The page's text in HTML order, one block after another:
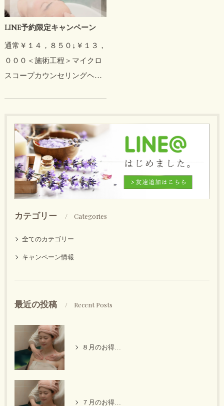
LINE予約限定キャンペーン
通常￥１４，８５０↓￥１３，
０００＜施術工程＞マイクロ
スコープカウンセリングヘッ
デコルテマッサージ生薬配合
頭皮…
カテゴリー Categories
全てのカテゴリー
キャンペーン情報
最近の投稿 Recent Posts
８月のお得なキャンペーン
７月のお得なキャンペーン